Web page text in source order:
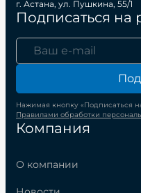
Компания
О компании
г. Астана, ул. Пушкина, 55/1
Подписаться на
Нажимая кнопку «Подписаться
Правилами обработки